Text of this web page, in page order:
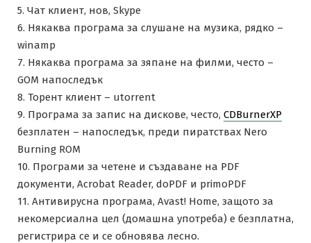
5. Чат клиент, нов, Skype
6. Някаква програма за слушане на музика, рядко –
winamp
7. Някаква програма за зяпане на филми, често –
GOM напоследък
8. Торент клиент – utorrent
9. Програма за запис на дискове, често, CDBurnerXP
безплатен – напоследък, преди пиратствах Nero
Burning ROM
10. Програми за четене и създаване на PDF
документи, Acrobat Reader, doPDF и primoPDF
11. Антивирусна програма, Avast! Home, защото за
некомерсиална цел (домашна употреба) е безплатна,
регистрира се и се обновява лесно.